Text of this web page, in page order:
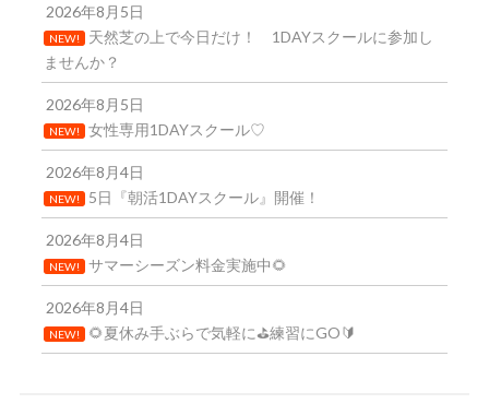
2026年8月5日
NEW! 天然芝の上で今日だけ！ 1DAYスクールに参加し
ませんか？
2026年8月5日
NEW! 女性専用1DAYスクール♡
2026年8月4日
NEW! 5日『朝活1DAYスクール』開催！
2026年8月4日
NEW! サマーシーズン料金実施中🌻
2026年8月4日
NEW! 🌻夏休み手ぶらで気軽に⛳練習にGO🔰